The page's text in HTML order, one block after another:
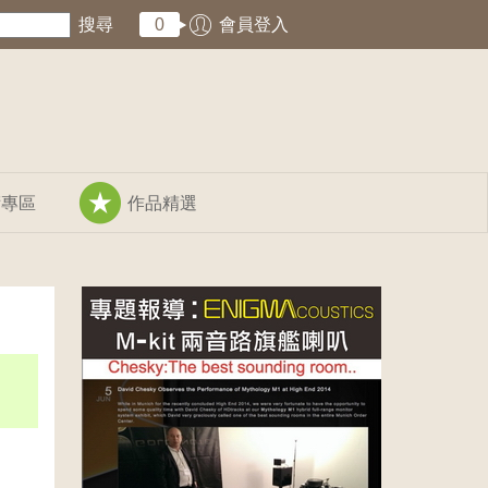
搜尋 0 會員登入
區 作品精選